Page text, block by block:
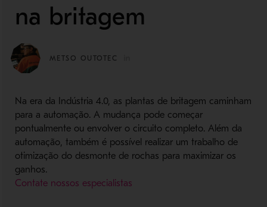
na britagem
METSO OUTOTEC
Na era da Indústria 4.0, as plantas de britagem caminham
para a automação. A mudança pode começar
pontualmente ou envolver o circuito completo. Além da
automação, também é possível realizar um trabalho de
otimização do desmonte de rochas para maximizar os
ganhos.
Contate nossos especialistas